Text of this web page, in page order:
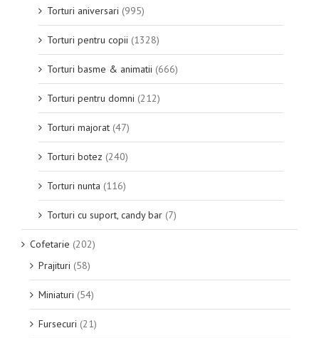
Torturi aniversari (995)
Torturi pentru copii (1328)
Torturi basme & animatii (666)
Torturi pentru domni (212)
Torturi majorat (47)
Torturi botez (240)
Torturi nunta (116)
Torturi cu suport, candy bar (7)
Cofetarie (202)
Prajituri (58)
Miniaturi (54)
Fursecuri (21)